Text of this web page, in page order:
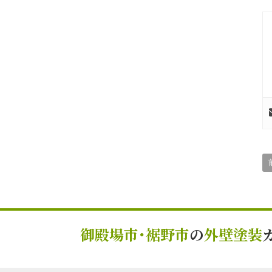
御殿場市･裾野市の外壁塗装